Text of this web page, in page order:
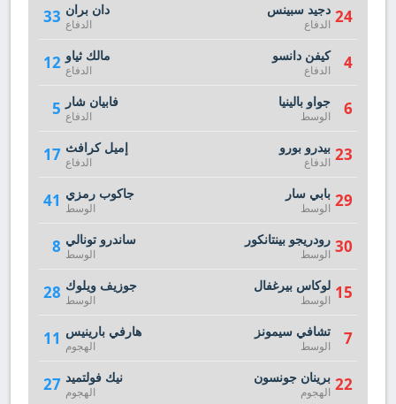
33 دان بران
الدفاع
12 مالك ثياو
الدفاع
5 فابيان شار
الدفاع
17 إميل كرافث
الدفاع
41 جاكوب رمزي
الوسط
8 ساندرو تونالي
الوسط
28 جوزيف ويلوك
الوسط
11 هارفي بارينيس
الهجوم
27 نيك فولتميد
الهجوم
24 دجيد سبينس
الدفاع
4 كيفن دانسو
الدفاع
6 جواو بالينيا
الوسط
23 بيدرو بورو
الدفاع
29 بابي سار
الوسط
30 رودريجو بينتانكور
الوسط
15 لوكاس بيرغفال
الوسط
7 تشافي سيمونز
الوسط
22 برينان جونسون
الهجوم